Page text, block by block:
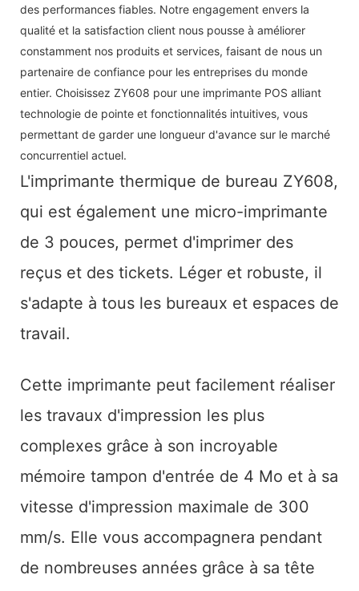
des performances fiables. Notre engagement envers la
qualité et la satisfaction client nous pousse à améliorer
constamment nos produits et services, faisant de nous un
partenaire de confiance pour les entreprises du monde
entier. Choisissez ZY608 pour une imprimante POS alliant
technologie de pointe et fonctionnalités intuitives, vous
permettant de garder une longueur d'avance sur le marché
concurrentiel actuel.
L'imprimante thermique de bureau ZY608,
qui est également une micro-imprimante
de 3 pouces, permet d'imprimer des
reçus et des tickets. Léger et robuste, il
s'adapte à tous les bureaux et espaces de
travail.
Cette imprimante peut facilement réaliser
les travaux d'impression les plus
complexes grâce à son incroyable
mémoire tampon d'entrée de 4 Mo et à sa
vitesse d'impression maximale de 300
mm/s. Elle vous accompagnera pendant
de nombreuses années grâce à sa tête